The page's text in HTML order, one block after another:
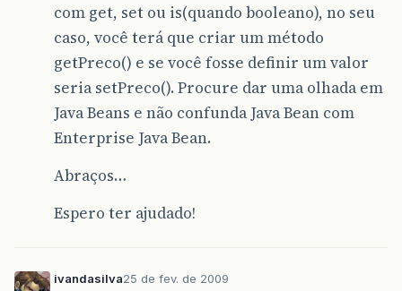
com get, set ou is(quando booleano), no seu
caso, você terá que criar um método
getPreco() e se você fosse definir um valor
seria setPreco(). Procure dar uma olhada em
Java Beans e não confunda Java Bean com
Enterprise Java Bean.
Abraços…
Espero ter ajudado!
ivandasilva25 de fev. de 2009